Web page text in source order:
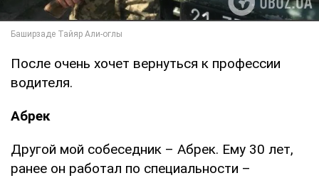
После очень хочет вернуться к профессии
водителя.
Абрек
Другой мой собеседник – Абрек. Ему 30 лет,
ранее он работал по специальности –